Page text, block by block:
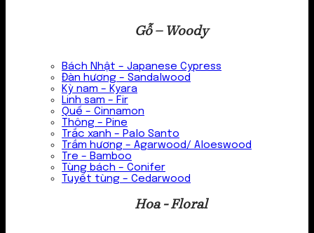
Gỗ – Woody
Bách Nhật – Japanese Cypress
Đàn hương – Sandalwood
Kỳ nam – Kyara
Linh sam – Fir
Quế – Cinnamon
Thông – Pine
Trắc xanh – Palo Santo
Trầm hương – Agarwood/ Aloeswood
Tre – Bamboo
Tùng bách – Conifer
Tuyết tùng – Cedarwood
Hoa - Floral